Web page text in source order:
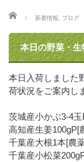
ホーム
新着情報 ブログ
本日の野菜・
本日入荷しました
荷状況をご案内し
茨城産小かぶ3-4
高知産生姜100gP[
千葉産大根1本[農
千葉産小松菜